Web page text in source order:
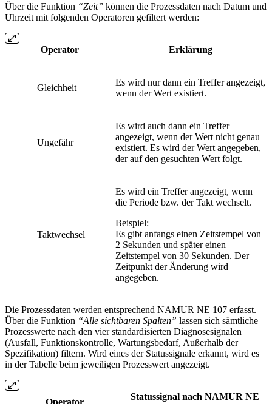
Über die Funktion “Zeit” können die Prozessdaten nach Datum und
Uhrzeit mit folgenden Operatoren gefiltert werden:
Operator Erklärung
Gleichheit
Es wird nur dann ein Treffer angezeigt,
wenn der Wert existiert.
Ungefähr
Es wird auch dann ein Treffer
angezeigt, wenn der Wert nicht genau
existiert. Es wird der Wert angegeben,
der auf den gesuchten Wert folgt.
Taktwechsel
Es wird ein Treffer angezeigt, wenn
die Periode bzw. der Takt wechselt.
Beispiel:
Es gibt anfangs einen Zeitstempel von
2 Sekunden und später einen
Zeitstempel von 30 Sekunden. Der
Zeitpunkt der Änderung wird
angegeben.
Die Prozessdaten werden entsprechend NAMUR NE 107 erfasst.
Über die Funktion “Alle sichtbaren Spalten” lassen sich sämtliche
Prozesswerte nach den vier standardisierten Diagnosesignalen
(Ausfall, Funktionskontrolle, Wartungsbedarf, Außerhalb der
Spezifikation) filtern. Wird eines der Statussignale erkannt, wird es
in der Tabelle beim jeweiligen Prozesswert angezeigt.
Operator
Statussignal nach NAMUR NE